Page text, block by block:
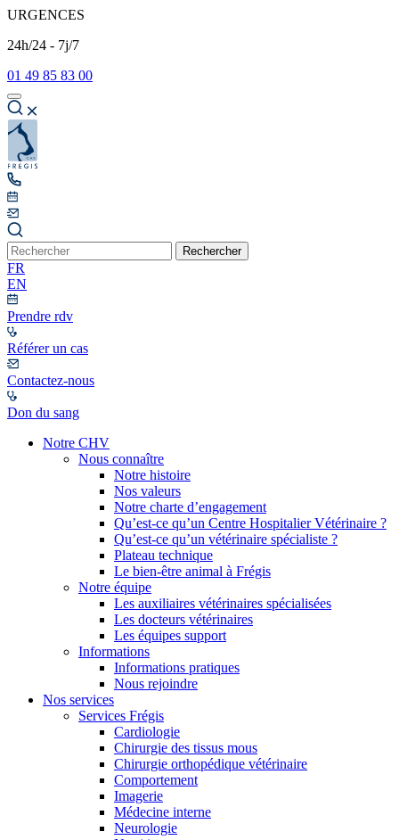
URGENCES
24h/24 - 7j/7
01 49 85 83 00
Rechercher
FR
EN
Prendre rdv
Référer un cas
Contactez-nous
Don du sang
Notre CHV
Nous connaître
Notre histoire
Nos valeurs
Notre charte d’engagement
Qu’est-ce qu’un Centre Hospitalier Vétérinaire ?
Qu’est-ce qu’un vétérinaire spécialiste ?
Plateau technique
Le bien-être animal à Frégis
Notre équipe
Les auxiliaires vétérinaires spécialisées
Les docteurs vétérinaires
Les équipes support
Informations
Informations pratiques
Nous rejoindre
Nos services
Services Frégis
Cardiologie
Chirurgie des tissus mous
Chirurgie orthopédique vétérinaire
Comportement
Imagerie
Médecine interne
Neurologie